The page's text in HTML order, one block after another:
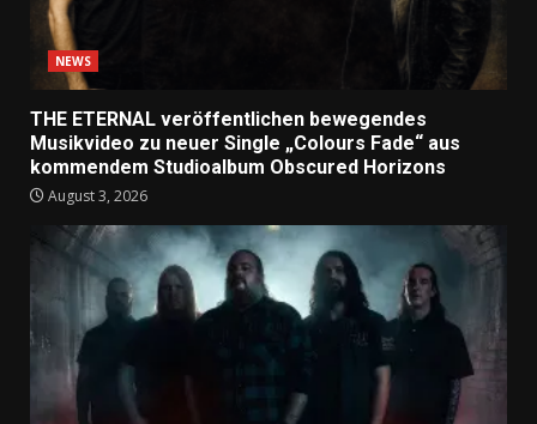
NEWS
THE ETERNAL veröffentlichen bewegendes
Musikvideo zu neuer Single „Colours Fade“ aus
kommendem Studioalbum Obscured Horizons
August 3, 2026